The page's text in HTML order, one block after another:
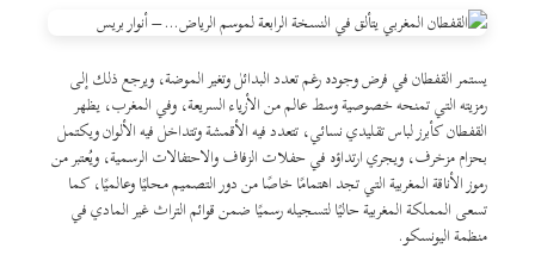
يستمر القفطان في فرض وجوده رغم تعدد البدائل وتغير الموضة، ويرجع ذلك إلى
رمزيته التي تمنحه خصوصية وسط عالم من الأزياء السريعة، وفي المغرب، يظهر
القفطان كأبرز لباس تقليدي نسائي، تتعدد فيه الأقمشة وتتداخل فيه الألوان ويكتمل
بحزام مزخرف، ويجري ارتداؤه في حفلات الزفاف والاحتفالات الرسمية، ويُعتبر من
رموز الأناقة المغربية التي تجد اهتمامًا خاصًا من دور التصميم محليًا وعالميًا، كما
تسعى المملكة المغربية حاليًا لتسجيله رسميًا ضمن قوائم التراث غير المادي في
منظمة اليونسكو.